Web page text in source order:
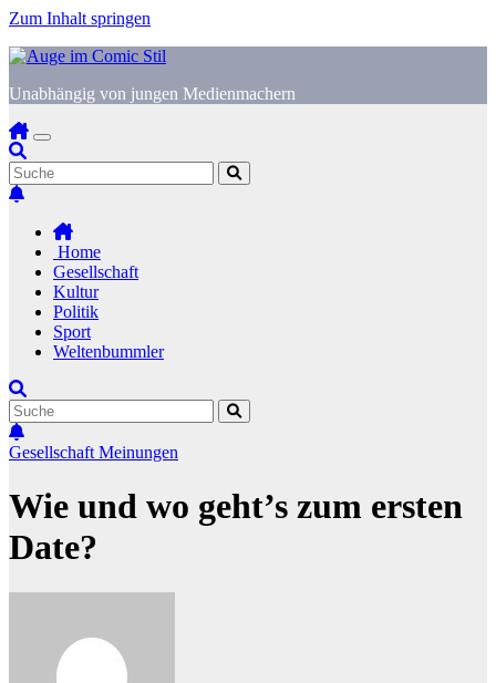
Zum Inhalt springen
Unabhängig von jungen Medienmachern
Home
Gesellschaft
Kultur
Politik
Sport
Weltenbummler
Gesellschaft Meinungen
Wie und wo geht’s zum ersten
Date?